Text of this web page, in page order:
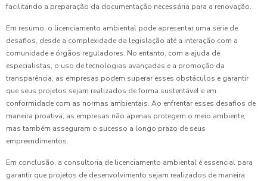
facilitando a preparação da documentação necessária para a renovação.
Em resumo, o licenciamento ambiental pode apresentar uma série de
desafios, desde a complexidade da legislação até a interação com a
comunidade e órgãos reguladores. No entanto, com a ajuda de
especialistas, o uso de tecnologias avançadas e a promoção da
transparência, as empresas podem superar esses obstáculos e garantir
que seus projetos sejam realizados de forma sustentável e em
conformidade com as normas ambientais. Ao enfrentar esses desafios de
maneira proativa, as empresas não apenas protegem o meio ambiente,
mas também asseguram o sucesso a longo prazo de seus
empreendimentos.
Em conclusão, a consultoria de licenciamento ambiental é essencial para
garantir que projetos de desenvolvimento sejam realizados de maneira